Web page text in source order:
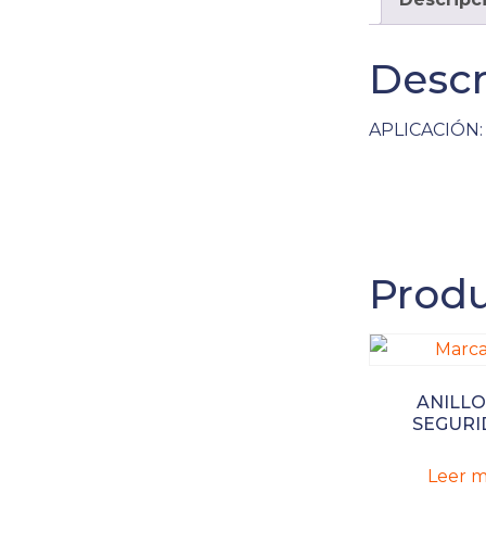
Leer